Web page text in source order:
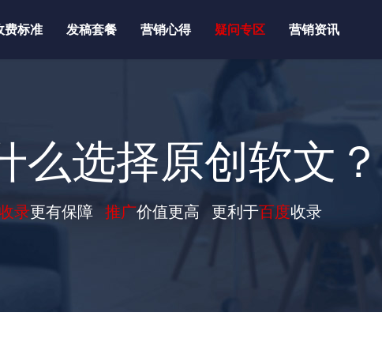
费标准 发稿套餐 营销心得 疑问专区 营销资讯
么选择原创软文？
录更有保障 推广价值更高 更利于百度收录